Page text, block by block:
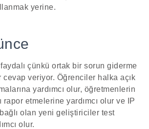
yerine.
çünkü ortak bir sorun giderme
cevap veriyor. Öğrenciler halka açık
yardımcı olur, öğretmenlerin
rapor etmelerine yardımcı olur ve IP
olan yeni geliştiriciler test
olur.